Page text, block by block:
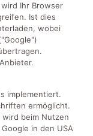
Ihr Browser
Ist dies
wobei
implementiert.
ermöglicht.
wird beim Nutzen
in den USA